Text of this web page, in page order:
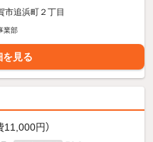
市追浜町２丁目
業部
を見る
11,000円）